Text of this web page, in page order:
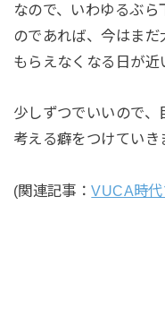
なので、いわゆるぶ
のであれば、今はま
もらえなくなる日が近
少しずつでいいので
考える癖をつけていき
(関連記事：VUCA時